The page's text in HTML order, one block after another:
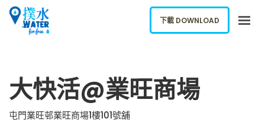
下載應用
網誌
大快活@業旺商場
屯門業旺邨業旺商場1樓101號舖
下載 DOWNLOAD